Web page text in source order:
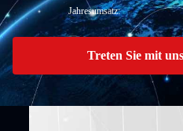
Jahresumsatz:
Treten Sie mit